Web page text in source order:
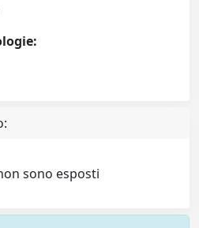
sono esposti